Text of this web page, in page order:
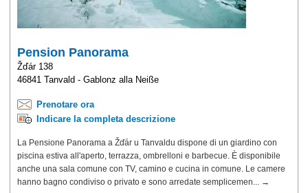
Pension Panorama
Žďár 138
46841 Tanvald - Gablonz alla Neiße
Prenotare ora
Indicare la completa descrizione
La Pensione Panorama a Žďár u Tanvaldu dispone di un giardino con
piscina estiva all'aperto, terrazza, ombrelloni e barbecue. È disponibile
anche una sala comune con TV, camino e cucina in comune. Le camere
hanno bagno condiviso o privato e sono arredate semplicemen... →